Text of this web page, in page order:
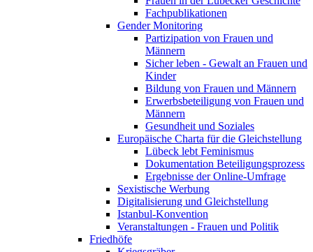
Fachpublikationen
Gender Monitoring
Partizipation von Frauen und
Männern
Sicher leben - Gewalt an Frauen und
Kinder
Bildung von Frauen und Männern
Erwerbsbeteiligung von Frauen und
Männern
Gesundheit und Soziales
Europäische Charta für die Gleichstellung
Lübeck lebt Feminismus
Dokumentation Beteiligungsprozess
Ergebnisse der Online-Umfrage
Sexistische Werbung
Digitalisierung und Gleichstellung
Istanbul-Konvention
Veranstaltungen - Frauen und Politik
Friedhöfe